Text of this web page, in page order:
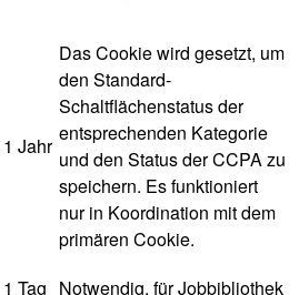
1 Jahr
Das Cookie wird gesetzt, um
den Standard-
Schaltflächenstatus der
entsprechenden Kategorie
und den Status der CCPA zu
speichern. Es funktioniert
nur in Koordination mit dem
primären Cookie.
1 Tag Notwendig, für Jobbibliothek